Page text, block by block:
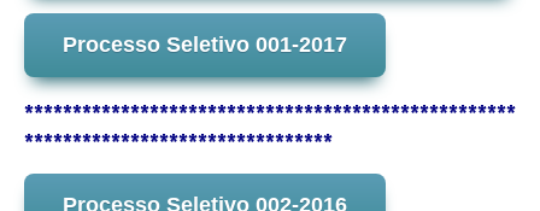
Processo Seletivo 001-2017
***************************************************
********************************
Processo Seletivo 002-2016